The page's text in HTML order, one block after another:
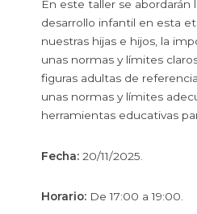
En este taller se abordarán
desarrollo infantil en esta
nuestras hijas e hijos, la
unas normas y límites
figuras adultas de
unas normas y límites
herramientas educativas
Fecha: 20/11/2025.
Horario: De 17:00 a 19:00.